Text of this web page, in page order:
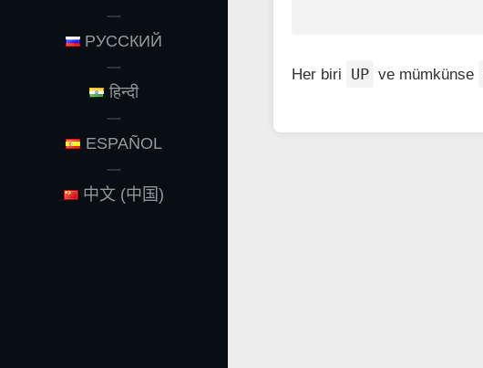
РУССКИЙ
हिन्दी
ESPAÑOL
中文 (中国)
Her biri UP ve mümkünse